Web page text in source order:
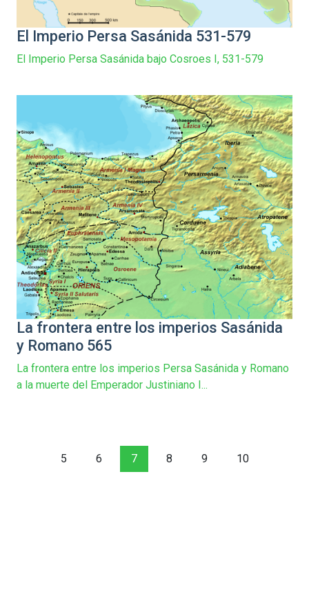
El Imperio Persa Sasánida 531-579
El Imperio Persa Sasánida bajo Cosroes I, 531-579
La frontera entre los imperios Sasánida
y Romano 565
La frontera entre los imperios Persa Sasánida y Romano
a la muerte del Emperador Justiniano I...
5 6 7 8 9 10